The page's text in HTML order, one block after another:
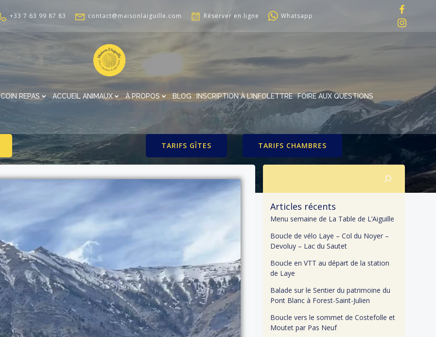
+33 7 63 99 87 83 contact@maisonlaiguille.com Réserver en ligne Whatsapp
COIN REPAS ACCUEIL ANIMAUX À PROPOS BLOG INSCRIPTION À L’INFOLETTRE
FOIRE AUX QUESTIONS
TARIFS GÎTES TARIFS CHAMBRES
Articles récents
Menu semaine de La Table de L’Aiguille
Boucle de vélo Laye – Col du Noyer –
Devoluy – Lac du Sautet
Boucle en VTT au départ de la station
de Laye
Balade sur le Sentier du patrimoine du
Pont Blanc à Forest-Saint-Julien
Boucle vers le sommet de Costefolle et
Moutet par Pas Neuf